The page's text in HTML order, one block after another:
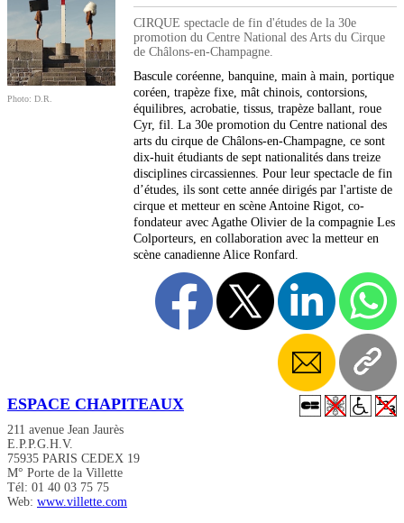
Photo: D.R.
CIRQUE spectacle de fin d'études de la 30e
promotion du Centre National des Arts du Cirque
de Châlons-en-Champagne.
Bascule coréenne, banquine, main à main, portique
coréen, trapèze fixe, mât chinois, contorsions,
équilibres, acrobatie, tissus, trapèze ballant, roue
Cyr, fil. La 30e promotion du Centre national des
arts du cirque de Châlons-en-Champagne, ce sont
dix-huit étudiants de sept nationalités dans treize
disciplines circassiennes. Pour leur spectacle de fin
d’études, ils sont cette année dirigés par l'artiste de
cirque et metteur en scène Antoine Rigot, co-
fondateur avec Agathe Olivier de la compagnie Les
Colporteurs, en collaboration avec la metteur en
scène canadienne Alice Ronfard.
ESPACE CHAPITEAUX
211 avenue Jean Jaurès
E.P.P.G.H.V.
75935 PARIS CEDEX 19
M° Porte de la Villette
Tél: 01 40 03 75 75
Web: www.villette.com